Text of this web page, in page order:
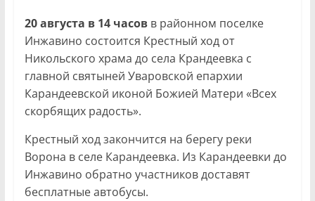
20 августа в 14 часов в районном поселке
Инжавино состоится Крестный ход от
Никольского храма до села Крандеевка с
главной святыней Уваровской епархии
Карандеевской иконой Божией Матери «Всех
скорбящих радость».
Крестный ход закончится на берегу реки
Ворона в селе Карандеевка. Из Карандеевки до
Инжавино обратно участников доставят
бесплатные автобусы.